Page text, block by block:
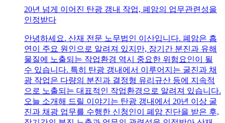
20년 넘게 이어진 탄광 갱내 작업, 폐암의 업무관련성을
인정받다
안녕하세요. 산재 전문 노무법인 이산입니다. 폐암은 흡
연이 주요 원인으로 알려져 있지만, 장기간 분진과 유해
물질에 노출되는 작업환경 역시 중요한 위험요인이 될
수 있습니다. 특히 탄광 갱내에서 이루어지는 굴진과 채
광 작업은 다량의 분진과 결정형 유리규산 등에 지속적
으로 노출되는 대표적인 작업환경으로 알려져 있습니다.
오늘 소개해 드릴 이야기는 탄광 갱내에서 20년 이상 굴
진과 채광 업무를 수행한 신청인이 폐암 진단을 받은 후,